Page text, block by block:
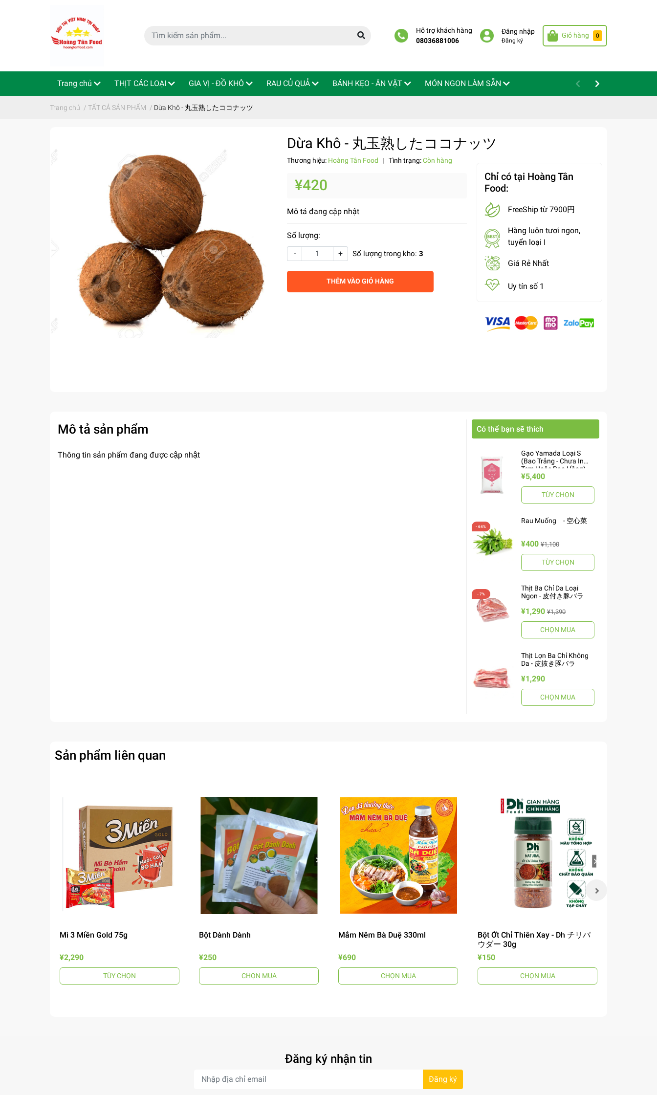
Hỗ trợ khách hàng
08036881006
Đăng nhập
Đăng ký
Giỏ hàng 0
Trang chủ THỊT CÁC LOẠI GIA VỊ - ĐỒ KHÔ RAU CỦ QUẢ BÁNH KẸO - ĂN VẶT MÓN NGON LÀM SẴN
特定商取引法 Indo - ThaiLan
Trang chủ / TẤT CẢ SẢN PHẨM / Dừa Khô - 丸玉熟したココナッツ
Dừa Khô - 丸玉熟したココナッツ
Thương hiệu: Hoàng Tân Food | Tình trạng:Còn hàng
¥420
Mô tả đang cập nhật
Số lượng:
-
+ Số lượng trong kho: 3
THÊM VÀO GIỎ HÀNG
Chỉ có tại Hoàng Tân
Food:
FreeShip từ 7900円
Hàng luôn tươi ngon,
tuyển loại I
Giá Rẻ Nhất
Uy tín số 1
Mô tả sản phẩm
Thông tin sản phẩm đang được cập nhật
Có thể bạn sẽ thích
Gạo Yamada Loại S
(Bao Trắng - Chưa In
Tem Hoặc Bao Hồng)
10kg ヤマダお米 S
¥5,400
TÙY CHỌN
Rau Muống - 空心菜
¥400 ¥1,100
TÙY CHỌN
Thịt Ba Chỉ Da Loại
Ngon - 皮付き豚バラ
¥1,290 ¥1,390
CHỌN MUA
Thịt Lợn Ba Chỉ Không
Da - 皮抜き豚バラ
¥1,290
CHỌN MUA
Sản phẩm liên quan
Mì 3 Miền Gold 75g
¥2,290
TÙY CHỌN
Bột Dành Dành
¥250
CHỌN MUA
Mắm Nêm Bà Duệ 330ml
¥690
CHỌN MUA
Bột Ớt Chỉ Thiên Xay - Dh チリパ
ウダー 30g
¥150
CHỌN MUA
Đăng ký nhận tin
Đăng ký